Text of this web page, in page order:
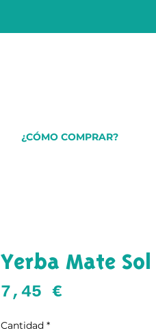
¿CÓMO COMPRAR?
Yerba Mate
7,45 €
Cantidad *